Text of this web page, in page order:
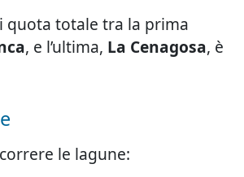
quota totale tra la prima
, e l’ultima, La Cenagosa, è
le lagune: